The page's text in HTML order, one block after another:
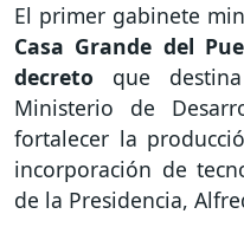
El primer gabinete
Casa Grande del
decreto que
Ministerio de
fortalecer la
incorporación de
de la Presidencia,